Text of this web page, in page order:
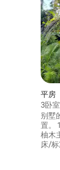
平房
3卧室
（
别墅
置。 1) A) 睡眠木主题卧室 B) 竹子主题 C）
柚木主题 2) 3间卧室，配
床/标准双人